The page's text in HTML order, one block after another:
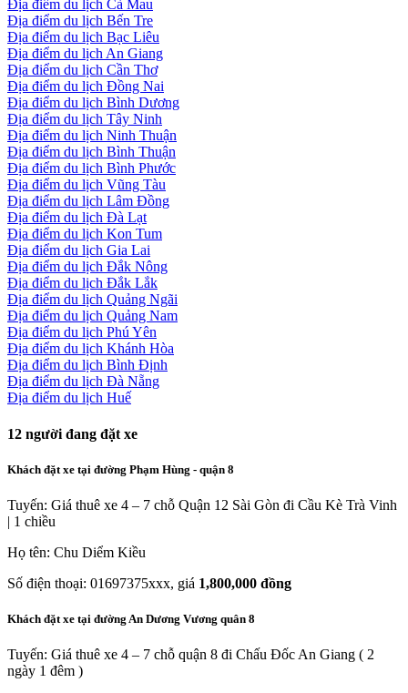
Địa điểm du lịch Cà Mau
Địa điểm du lịch Bến Tre
Địa điểm du lịch Bạc Liêu
Địa điểm du lịch An Giang
Địa điểm du lịch Cần Thơ
Địa điểm du lịch Đồng Nai
Địa điểm du lịch Bình Dương
Địa điểm du lịch Tây Ninh
Địa điểm du lịch Ninh Thuận
Địa điểm du lịch Bình Thuận
Địa điểm du lịch Bình Phước
Địa điểm du lịch Vũng Tàu
Địa điểm du lịch Lâm Đồng
Địa điểm du lịch Đà Lạt
Địa điểm du lịch Kon Tum
Địa điểm du lịch Gia Lai
Địa điểm du lịch Đắk Nông
Địa điểm du lịch Đắk Lắk
Địa điểm du lịch Quảng Ngãi
Địa điểm du lịch Quảng Nam
Địa điểm du lịch Phú Yên
Địa điểm du lịch Khánh Hòa
Địa điểm du lịch Bình Định
Địa điểm du lịch Đà Nẵng
Địa điểm du lịch Huế
12 người đang đặt xe
Khách đặt xe tại đường Phạm Hùng - quận 8
Tuyến: Giá thuê xe 4 – 7 chỗ Quận 12 Sài Gòn đi Cầu Kè Trà Vinh
| 1 chiều
Họ tên: Chu Diểm Kiều
Số điện thoại: 01697375xxx, giá 1,800,000 đồng
Khách đặt xe tại đường An Dương Vương quân 8
Tuyến: Giá thuê xe 4 – 7 chỗ quận 8 đi Chấu Đốc An Giang ( 2
ngày 1 đêm )